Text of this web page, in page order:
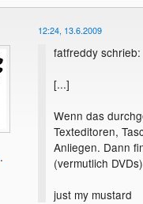
.
12:24, 13.6.2009
fatfreddy schrieb:
[...]
Wenn das
Texteditoren,
Anliegen. Dann
(vermutlich
just my mustard